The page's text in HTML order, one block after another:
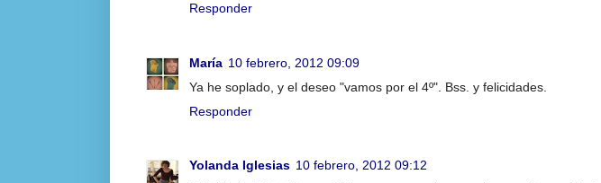
Responder
María 10 febrero, 2012 09:09
Ya he soplado, y el deseo "vamos por el 4º". Bss. y felicidades.
Responder
Yolanda Iglesias 10 febrero, 2012 09:12